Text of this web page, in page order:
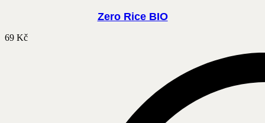
Zero Rice BIO
69 Kč